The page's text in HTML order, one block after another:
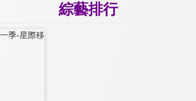
綜藝排行